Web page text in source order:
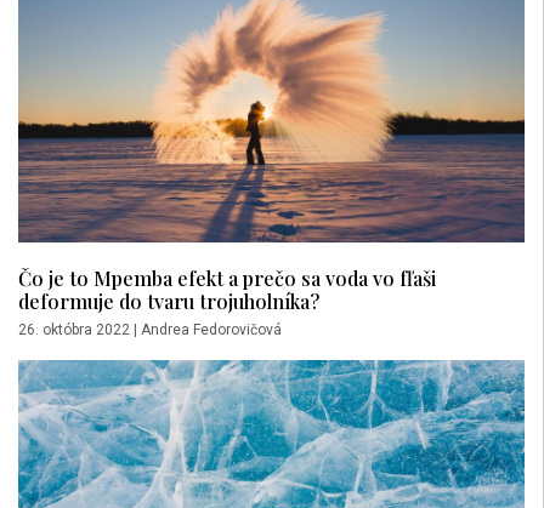
Čo je to Mpemba efekt a prečo sa voda vo fľaši
deformuje do tvaru trojuholníka?
26. októbra 2022 Andrea Fedorovičová